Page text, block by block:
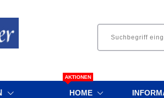
HOME
AKTIONEN